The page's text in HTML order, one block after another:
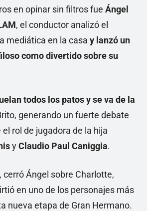
en opinar sin filtros fue Ángel
, el conductor analizó el
mediática en la casa y lanzó un
como divertido sobre su
todos los patos y se va de la
generando un fuerte debate
rol de jugadora de la hija
yClaudio Paul Caniggia.
cerró Ángel sobre Charlotte,
en uno de los personajes más
nueva etapa de Gran Hermano.